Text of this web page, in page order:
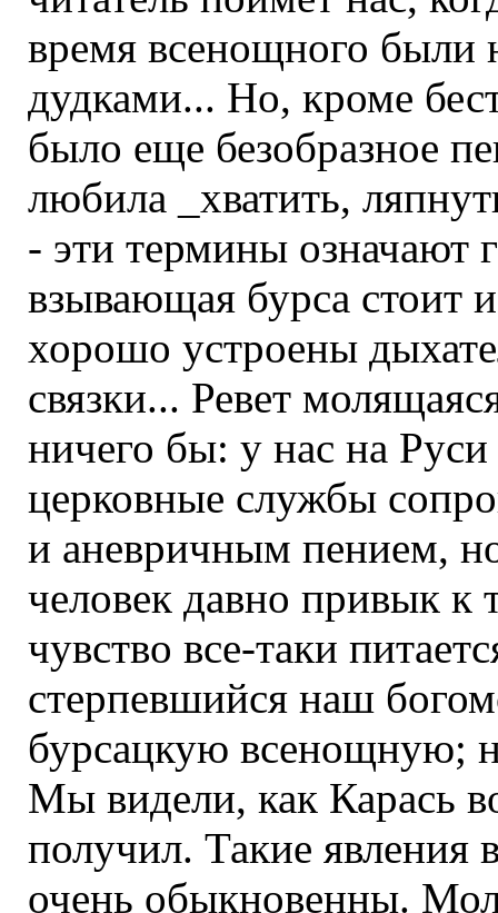
время всенощного
дудками... Но, кроме
было еще безобразное
любила _хватить,
- эти термины
взывающая бурса стоит
хорошо устроены
связки... Ревет
ничего бы: у нас на
церковные службы
и аневричным пением,
человек давно привык к
чувство все-таки
стерпевшийся наш
бурсацкую всенощную;
Мы видели, как Карась
получил. Такие
очень обыкновенны.